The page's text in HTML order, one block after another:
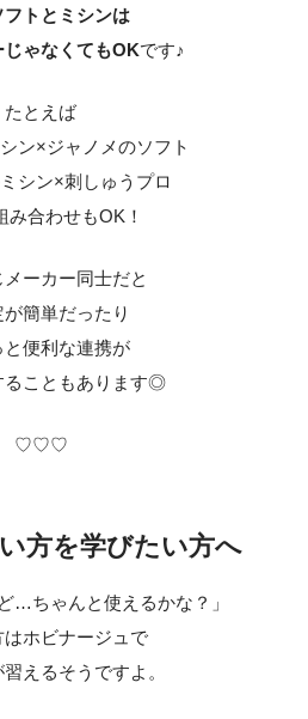
フトとミシンは
じゃなくてもOKです♪
たとえば
ン×ジャノメのソフト
シン×刺しゅうプロ
み合わせもOK！
ーカー同士だと
簡単だったり
と便利な連携が
ることもあります◎
♡♡♡
方を学びたい方へ
…ちゃんと使えるかな？」
はホビナージュで
えるそうですよ。